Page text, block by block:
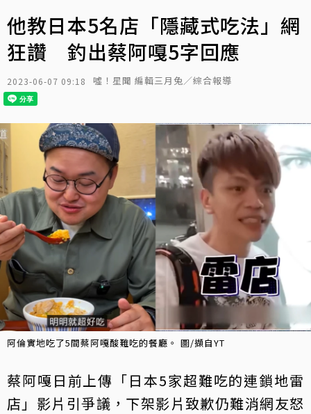
他教日本5名店「隱藏式吃法」網
狂讚 釣出蔡阿嘎5字回應
2023-06-07 09:18 噓！星聞 編輯三月兔／綜合報導
阿倫實地吃了5間蔡阿嘎酸難吃的餐廳。 圖/擷自YT
蔡阿嘎日前上傳「日本5家超難吃的連鎖地雷
店」影片引爭議，下架影片致歉仍難消網友怒